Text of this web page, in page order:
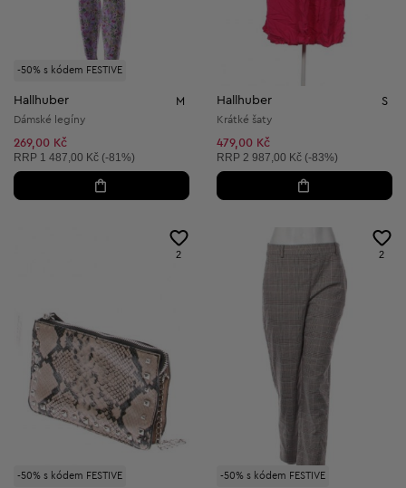
-50% s kódem FESTIVE
Hallhuber M
Dámské legíny
269,00 Kč
Doporučená cena:
RRP 1 487,00 Kč (-81%)
Hallhuber S
Krátké šaty
479,00 Kč
Doporučená cena:
RRP 2 987,00 Kč (-83%)
-50% s kódem FESTIVE
2
-50% s kódem FESTIVE
2